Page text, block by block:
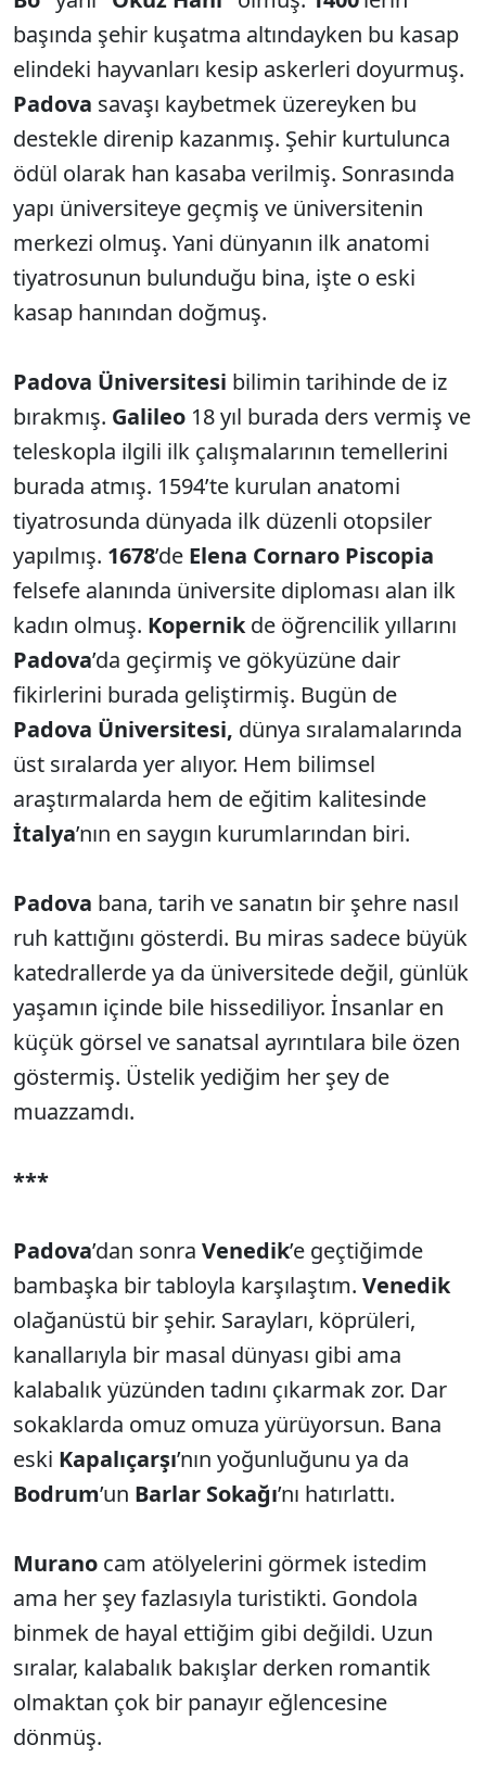
başında şehir kuşatma altındayken bu kasap
elindeki hayvanları kesip askerleri doyurmuş.
Padova savaşı kaybetmek üzereyken bu
destekle direnip kazanmış. Şehir kurtulunca
ödül olarak han kasaba verilmiş. Sonrasında
yapı üniversiteye geçmiş ve üniversitenin
merkezi olmuş. Yani dünyanın ilk anatomi
tiyatrosunun bulunduğu bina, işte o eski
kasap hanından doğmuş.
Padova Üniversitesi bilimin tarihinde de iz
bırakmış. Galileo 18 yıl burada ders vermiş ve
teleskopla ilgili ilk çalışmalarının temellerini
burada atmış. 1594’te kurulan anatomi
tiyatrosunda dünyada ilk düzenli otopsiler
yapılmış. 1678’de Elena Cornaro Piscopia
felsefe alanında üniversite diploması alan ilk
kadın olmuş. Kopernikde öğrencilik yıllarını
Padova’da geçirmiş ve gökyüzüne dair
fikirlerini burada geliştirmiş. Bugün de
Padova Üniversitesi, dünya sıralamalarında
üst sıralarda yer alıyor. Hem bilimsel
araştırmalarda hem de eğitim kalitesinde
İtalya’nın en saygın kurumlarından biri.
Padova bana, tarih ve sanatın bir şehre nasıl
ruh kattığını gösterdi. Bu miras sadece büyük
katedrallerde ya da üniversitede değil, günlük
yaşamın içinde bile hissediliyor. İnsanlar en
küçük görsel ve sanatsal ayrıntılara bile özen
göstermiş. Üstelik yediğim her şey de
muazzamdı.
***
Padova’dan sonra Venedik’e geçtiğimde
bambaşka bir tabloyla karşılaştım. Venedik
olağanüstü bir şehir. Sarayları, köprüleri,
kanallarıyla bir masal dünyası gibi ama
kalabalık yüzünden tadını çıkarmak zor. Dar
sokaklarda omuz omuza yürüyorsun. Bana
eski Kapalıçarşı’nın yoğunluğunu ya da
Bodrum’un Barlar Sokağı’nı hatırlattı.
Murano cam atölyelerini görmek istedim
ama her şey fazlasıyla turistikti. Gondola
binmek de hayal ettiğim gibi değildi. Uzun
sıralar, kalabalık bakışlar derken romantik
olmaktan çok bir panayır eğlencesine
dönmüş.